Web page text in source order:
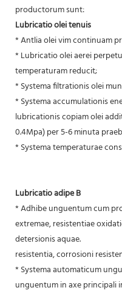
productorum sunt:
Lubricatio olei tenuis
* Antlia olei vim continuam
* Lubricatio olei aerei
temperaturam reducit;
* Systema filtrationis olei
* Systema accumulationis
lubricationis copiam olei
0.4Mpa) per 5-6 minuta
* Systema temperaturae
Lubricatio adipe B
* Adhibe unguentum cum
extremae, resistentiae
detersionis aquae.
resistentia, corrosioni
* Systema automaticum
unguentum in axe principali